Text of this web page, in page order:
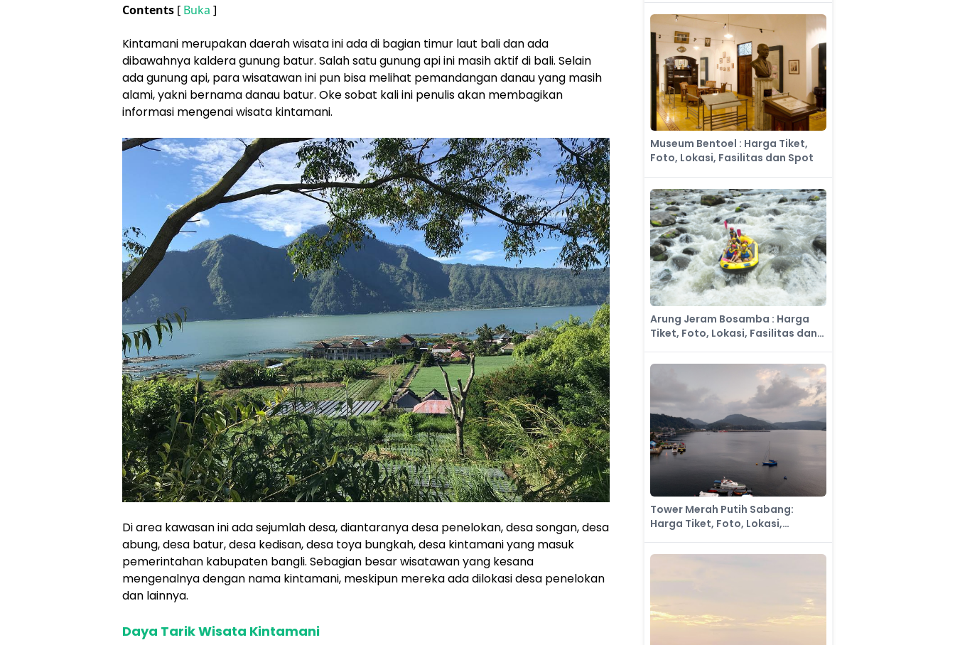
Contents [ Buka ]
Kintamani merupakan daerah wisata ini ada di bagian timur laut bali dan ada
dibawahnya kaldera gunung batur. Salah satu gunung api ini masih aktif di bali. Selain
ada gunung api, para wisatawan ini pun bisa melihat pemandangan danau yang masih
alami, yakni bernama danau batur. Oke sobat kali ini penulis akan membagikan
informasi mengenai wisata kintamani.
Di area kawasan ini ada sejumlah desa, diantaranya desa penelokan, desa songan, desa
abung, desa batur, desa kedisan, desa toya bungkah, desa kintamani yang masuk
pemerintahan kabupaten bangli. Sebagian besar wisatawan yang kesana
mengenalnya dengan nama kintamani, meskipun mereka ada dilokasi desa penelokan
dan lainnya.
Daya Tarik Wisata Kintamani
Museum Bentoel : Harga Tiket,
Foto, Lokasi, Fasilitas dan Spot
Arung Jeram Bosamba : Harga
Tiket, Foto, Lokasi, Fasilitas dan
Tower Merah Putih Sabang:
Harga Tiket, Foto, Lokasi,